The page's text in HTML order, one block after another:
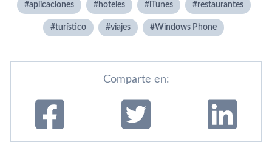
aplicaciones hoteles iTunes restaurantes
turí­stico viajes Windows Phone
Comparte en: